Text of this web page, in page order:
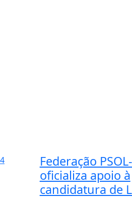
4
Federação
oficializa apoio à
candidatura de